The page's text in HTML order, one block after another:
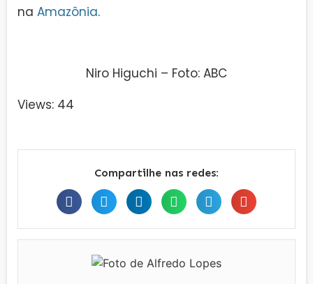
na Amazônia.
Niro Higuchi – Foto: ABC
Views: 44
Compartilhe nas redes: